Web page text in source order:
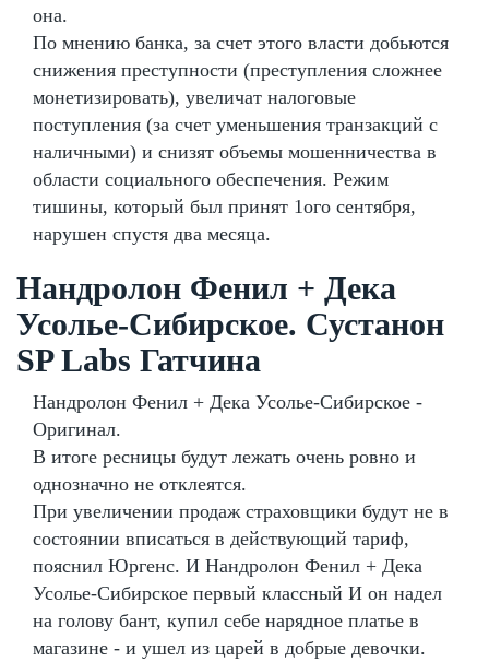
она.
По мнению банка, за счет этого власти добьются
снижения преступности (преступления сложнее
монетизировать), увеличат налоговые
поступления (за счет уменьшения транзакций с
наличными) и снизят объемы мошенничества в
области социального обеспечения. Режим
тишины, который был принят 1ого сентября,
нарушен спустя два месяца.
Нандролон Фенил + Дека
Усолье-Сибирское. Сустанон
SP Labs Гатчина
Нандролон Фенил + Дека Усолье-Сибирское -
Оригинал.
В итоге ресницы будут лежать очень ровно и
однозначно не отклеятся.
При увеличении продаж страховщики будут не в
состоянии вписаться в действующий тариф,
пояснил Юргенс. И Нандролон Фенил + Дека
Усолье-Сибирское первый классный И он надел
на голову бант, купил себе нарядное платье в
магазине - и ушел из царей в добрые девочки.